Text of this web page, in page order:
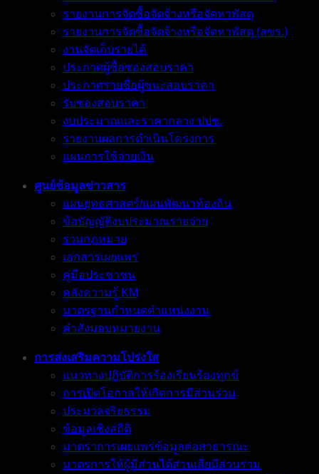
รายงานการจัดซื้อจัดจ้างหรือจัดหาพัสดุ
รายงานการจัดซื้อจัดจ้างหรือจัดหาพัสดุ (สขร.)
งานจัดเก็บรายได้
ประกาศผู้ซื้อซองสอบราคา
ประกาศรายชื่อผู้ชนะสอบราคา
รับซองสอบราคา
งบประมาณและราคากลาง ปปช.
รายงานผลการดำเนินโครงการ
แผนการใช้จ่ายเงิน
ศูนย์ข้อมูลข่าวสาร
แผนยุทธศาสตร์/แผนพัฒนาท้องถิ่น
ข้อบัญญัติงบประมาณรายจ่าย
รวมกฎหมาย
เอกสารเผยแพร่
คู่มือประชาชน
คลังความรู้ KM
มาตรฐานกำหนดตำแหน่งงาน
คำสั่งมอบหมายงาน
การส่งเสริมความโปร่งใส
แนวทางปฏิบัติการร้องเรียนร้องทุกข์
การเปิดโอกาสให้เกิดการมีส่วนร่วม
ประมวลจริยธรรม
ข้อมูลเชิงสถิติ
มาตราการเผยแพร่ข้อมูลต่อสาธารณะ
มาตรการให้ผู้มีส่วนได้ส่วนเสียมีส่วนร่วม